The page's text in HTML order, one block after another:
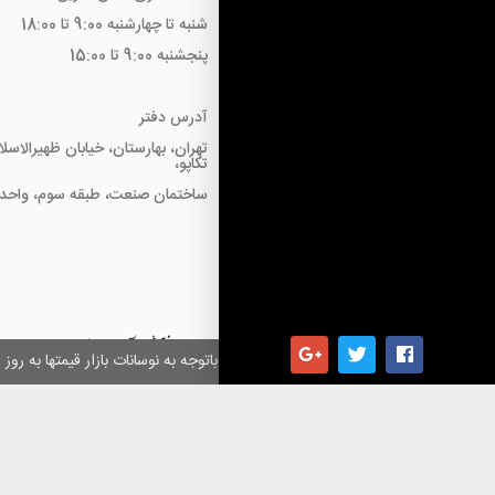
همکاران گرامی باتوجه به نوسانات بازار قیمتها
شنبه تا چهارشنبه 9:00 تا 18:00
پنجشنبه 9:00 تا 15:00
آدرس دفتر
تهران، بهارستان، خیابان
تکاپو،
ساختمان صنعت، طبقه سوم، واحد18